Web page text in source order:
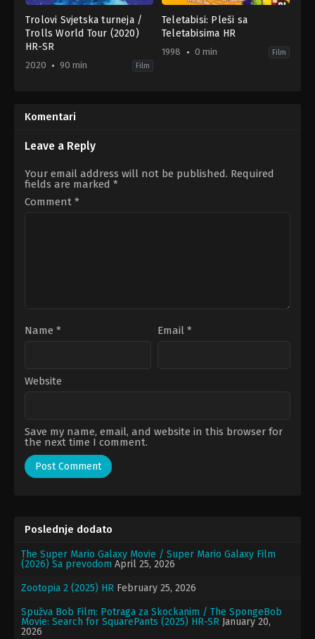
Trolovi Svjetska turneja /
Trolls World Tour (2020)
HR-SR
2020 90 min Film
03-
11
P.
Teletabisi: Pleši sa
Teletabisima HR
1998 0 min Film
Komentari
Leave a Reply
Your email address will not be published. Required
fields are marked *
Comment *
Name * Email *
Website
Save my name, email, and website in this browser for
the next time I comment.
Poslednje dodato
The Super Mario Galaxy Movie / Super Mario Galaxy Film
(2026) Sa prevodom April 25, 2026
Zootopia 2 (2025) HR February 25, 2026
Spužva Bob Film: Potraga za Skockanim / The SpongeBob
Movie: Search for SquarePants (2025) HR-SR January 20,
2026